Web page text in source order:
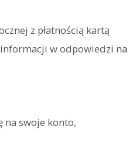
z płatnością kartą
w odpowiedzi na
na swoje konto,